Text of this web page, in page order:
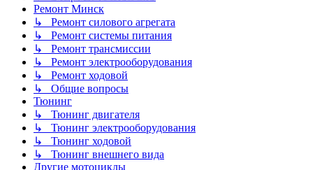
Ремонт Минск
↳ Ремонт силового агрегата
↳ Ремонт системы питания
↳ Ремонт трансмиссии
↳ Ремонт электрооборудования
↳ Ремонт ходовой
↳ Общие вопросы
Тюнинг
↳ Тюнинг двигателя
↳ Тюнинг электрооборудования
↳ Тюнинг ходовой
↳ Тюнинг внешнего вида
Другие мотоциклы